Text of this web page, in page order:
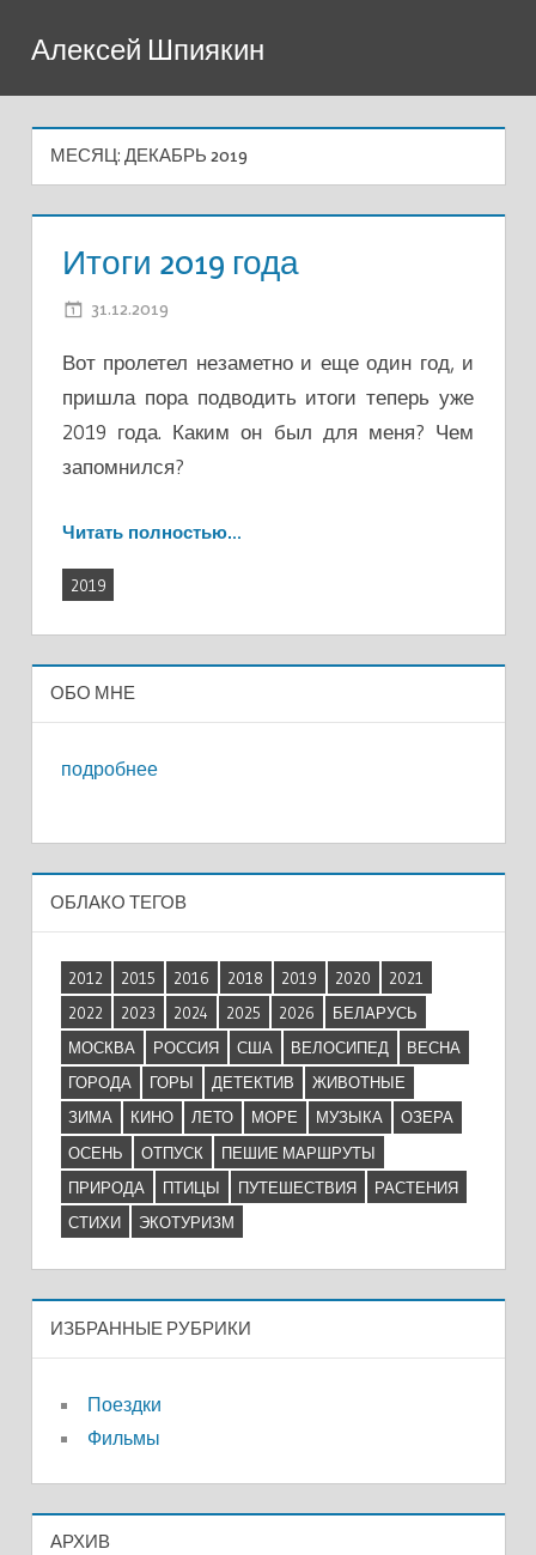
Алексей Шпиякин
МЕСЯЦ: ДЕКАБРЬ 2019
Итоги 2019 года
31.12.2019
Вот пролетел незаметно и еще один год, и
пришла пора подводить итоги теперь уже
2019 года. Каким он был для меня? Чем
запомнился?
Читать полностью…
2019
ОБО МНЕ
подробнее
ОБЛАКО ТЕГОВ
2012 2015 2016 2018 2019 2020
2021
2022
2023 2024 2025 2026
БЕЛАРУСЬ
МОСКВА
РОССИЯ США ВЕЛОСИПЕД
ВЕСНА
ГОРОДА
ГОРЫ ДЕТЕКТИВ
ЖИВОТНЫЕ
ЗИМА
КИНО ЛЕТО МОРЕ МУЗЫКА
ОЗЕРА
ОСЕНЬ
ОТПУСК
ПЕШИЕ МАРШРУТЫ
ПРИРОДА
ПТИЦЫ ПУТЕШЕСТВИЯ
РАСТЕНИЯ
СТИХИ
ЭКОТУРИЗМ
ИЗБРАННЫЕ РУБРИКИ
Поездки
Фильмы
АРХИВ